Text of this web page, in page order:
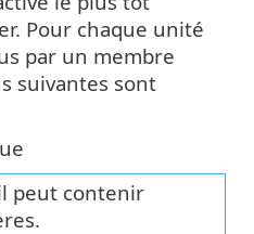
Pour chaque unité
par un membre
suivantes sont
peut contenir